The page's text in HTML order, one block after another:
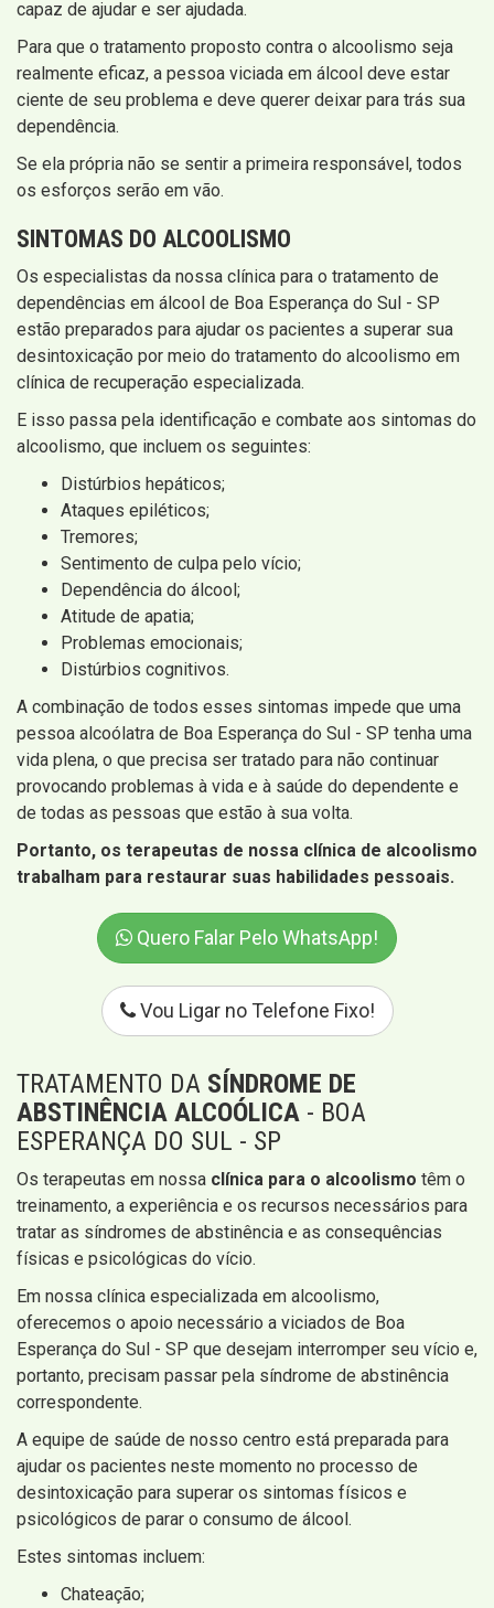
capaz de ajudar e ser ajudada.
Para que o tratamento proposto contra o alcoolismo seja
realmente eficaz, a pessoa viciada em álcool deve estar
ciente de seu problema e deve querer deixar para trás sua
dependência.
Se ela própria não se sentir a primeira responsável, todos
os esforços serão em vão.
SINTOMAS DO ALCOOLISMO
Os especialistas da nossa clínica para o tratamento de
dependências em álcool de Boa Esperança do Sul - SP
estão preparados para ajudar os pacientes a superar sua
desintoxicação por meio do tratamento do alcoolismo em
clínica de recuperação especializada.
E isso passa pela identificação e combate aos sintomas do
alcoolismo, que incluem os seguintes:
Distúrbios hepáticos;
Ataques epiléticos;
Tremores;
Sentimento de culpa pelo vício;
Dependência do álcool;
Atitude de apatia;
Problemas emocionais;
Distúrbios cognitivos.
A combinação de todos esses sintomas impede que uma
pessoa alcoólatra de Boa Esperança do Sul - SP tenha uma
vida plena, o que precisa ser tratado para não continuar
provocando problemas à vida e à saúde do dependente e
de todas as pessoas que estão à sua volta.
Portanto, os terapeutas de nossa clínica de alcoolismo
trabalham para restaurar suas habilidades pessoais.
Quero Falar Pelo WhatsApp!
Vou Ligar no Telefone Fixo!
TRATAMENTO DA SÍNDROME DE
ABSTINÊNCIA ALCOÓLICA - BOA
ESPERANÇA DO SUL - SP
Os terapeutas em nossa clínica para o alcoolismo têm o
treinamento, a experiência e os recursos necessários para
tratar as síndromes de abstinência e as consequências
físicas e psicológicas do vício.
Em nossa clínica especializada em alcoolismo,
oferecemos o apoio necessário a viciados de Boa
Esperança do Sul - SP que desejam interromper seu vício e,
portanto, precisam passar pela síndrome de abstinência
correspondente.
A equipe de saúde de nosso centro está preparada para
ajudar os pacientes neste momento no processo de
desintoxicação para superar os sintomas físicos e
psicológicos de parar o consumo de álcool.
Estes sintomas incluem:
Chateação;